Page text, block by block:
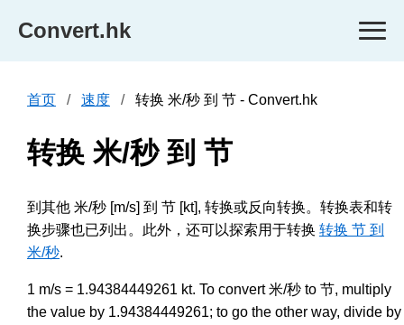
Convert.hk
首页 速度 转换 米/秒 到 节 - Convert.hk
转换 米/秒 到 节
到其他 米/秒 [m/s] 到 节 [kt], 转换或反向转换。转换表和转
换步骤也已列出。此外，还可以探索用于转换 转换 节 到
米/秒.
1 m/s = 1.94384449261 kt. To convert 米/秒 to 节, multiply
the value by 1.94384449261; to go the other way, divide by